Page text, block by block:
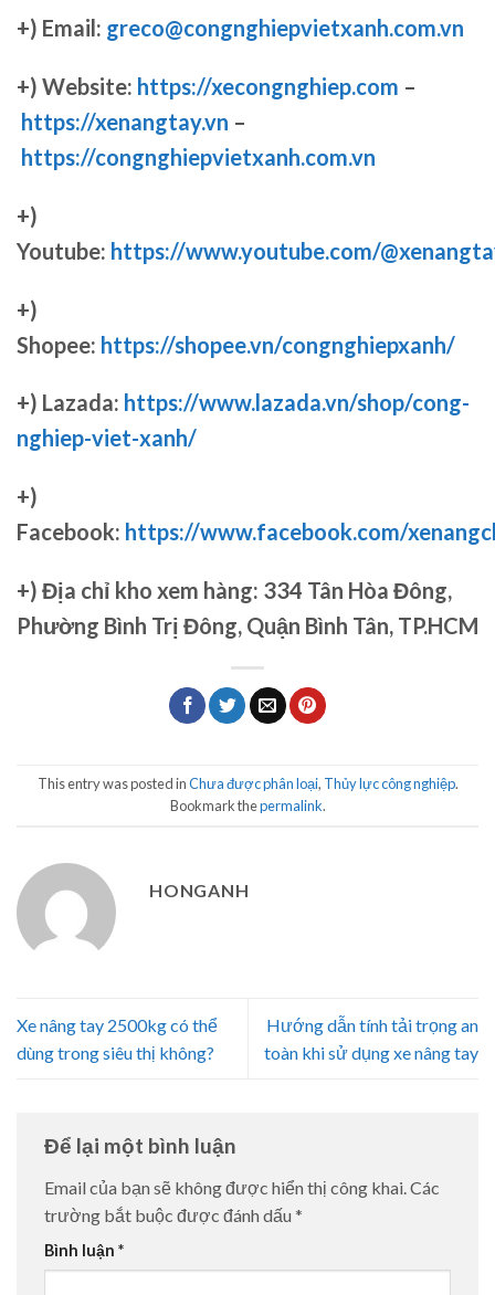
+) Email: greco@congnghiepvietxanh.com.vn
+) Website: https://xecongnghiep.com –
https://xenangtay.vn –
https://congnghiepvietxanh.com.vn
+)
Youtube: https://www.youtube.com/
+)
Shopee: https://shopee.vn/congnghiepxanh/
+) Lazada: https://www.lazada.vn/shop/cong-
nghiep-viet-xanh/
+)
Facebook: https://www.facebook.com/
+) Địa chỉ kho xem hàng: 334 Tân Hòa Đông,
Phường Bình Trị Đông, Quận Bình Tân, TP.HCM
This entry was posted inChưa được phân loại, Thủy lực công nghiệp.
Bookmark thepermalink.
HONGANH
Xe nâng tay 2500kg có thể
dùng trong siêu thị không?
Hướng dẫn tính tải trọng an
toàn khi sử dụng xe nâng tay
Để lại một bình luận
Email của bạn sẽ không được hiển thị công khai.Các
trường bắt buộc được đánh dấu *
Bình luận *